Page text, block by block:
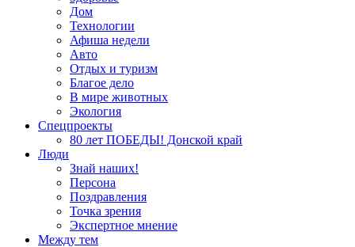
Дом
Технологии
Афиша недели
Авто
Отдых и туризм
Благое дело
В мире животных
Экология
Спецпроекты
80 лет ПОБЕДЫ! Донской край
Люди
Знай наших!
Персона
Поздравления
Точка зрения
Экспертное мнение
Между тем